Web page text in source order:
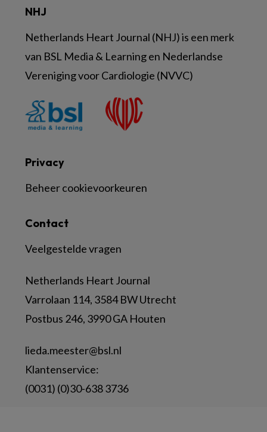
Contact
Veelgestelde vragen
Netherlands Heart Journal
Varrolaan 114, 3584 BW Utrecht
Postbus 246, 3990 GA Houten
lieda.meester@bsl.nl
Klantenservice:
(0031) (0)30-638 3736
Privacy
Beheer cookievoorkeuren
NHJ
Netherlands Heart Journal (NHJ) is een merk
van BSL Media & Learning en Nederlandse
Vereniging voor Cardiologie (NVVC)